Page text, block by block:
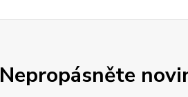
Nepropásněte